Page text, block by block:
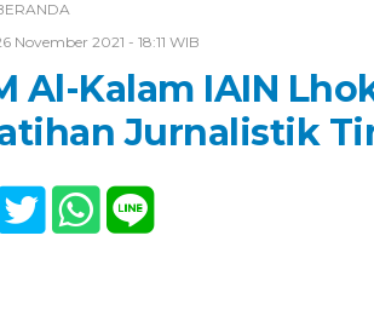
November 2021 - 18:11 WIB
Al-Kalam IAIN
Jurnalistik